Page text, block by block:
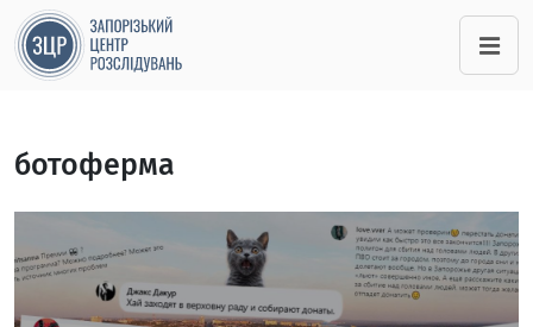
ботоферма